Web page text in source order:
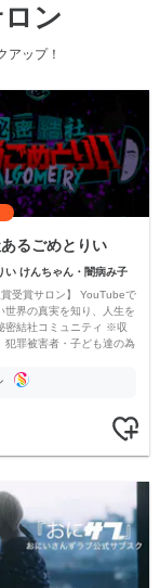
ン
アップ！
るごめとりい
い けんちゃん・闇病み子
賞受賞サロン】 YouTubeで
世界の真実を知り、人生を
密結社コミュニティ ※収
犯罪被害者・子ども達の為